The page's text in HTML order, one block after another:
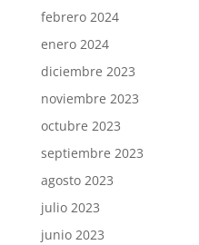
febrero 2024
enero 2024
diciembre 2023
noviembre 2023
octubre 2023
septiembre 2023
agosto 2023
julio 2023
junio 2023